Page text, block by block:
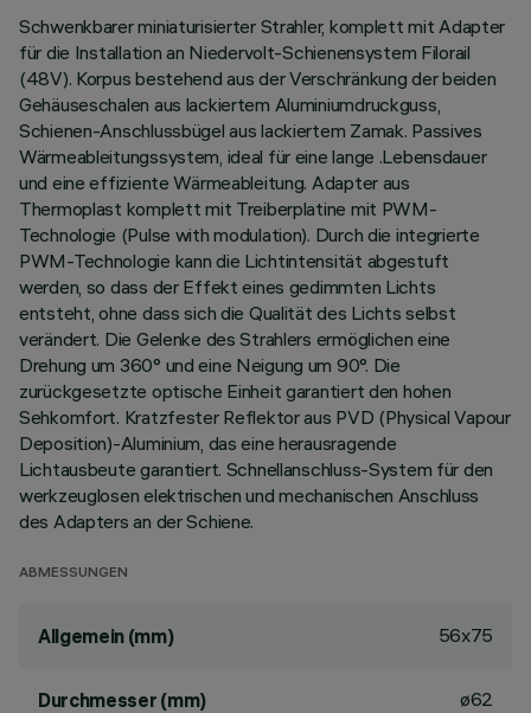
Schwenkbarer miniaturisierter Strahler, komplett mit Adapter
für die Installation an Niedervolt-Schienensystem Filorail
(48V). Korpus bestehend aus der Verschränkung der beiden
Gehäuseschalen aus lackiertem Aluminiumdruckguss,
Schienen-Anschlussbügel aus lackiertem Zamak. Passives
Wärmeableitungssystem, ideal für eine lange .Lebensdauer
und eine effiziente Wärmeableitung. Adapter aus
Thermoplast komplett mit Treiberplatine mit PWM-
Technologie (Pulse with modulation). Durch die integrierte
PWM-Technologie kann die Lichtintensität abgestuft
werden, so dass der Effekt eines gedimmten Lichts
entsteht, ohne dass sich die Qualität des Lichts selbst
verändert. Die Gelenke des Strahlers ermöglichen eine
Drehung um 360° und eine Neigung um 90°. Die
zurückgesetzte optische Einheit garantiert den hohen
Sehkomfort. Kratzfester Reflektor aus PVD (Physical Vapour
Deposition)-Aluminium, das eine herausragende
Lichtausbeute garantiert. Schnellanschluss-System für den
werkzeuglosen elektrischen und mechanischen Anschluss
des Adapters an der Schiene.
ABMESSUNGEN
Allgemein (mm) 56x75
Durchmesser (mm) ø62